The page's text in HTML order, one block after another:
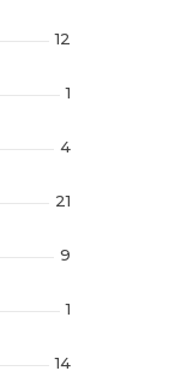
12
1
4
21
9
1
14